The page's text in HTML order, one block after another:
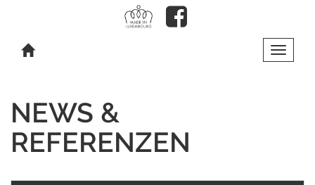
Toggle
NEWS &
REFERENZEN